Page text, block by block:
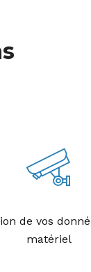
de vos
matériel